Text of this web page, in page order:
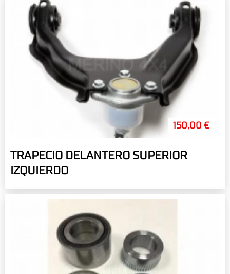
150,00 €
TRAPECIO DELANTERO SUPERIOR
IZQUIERDO